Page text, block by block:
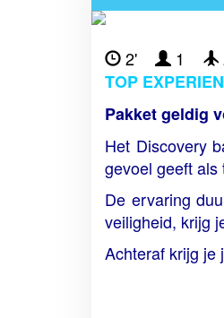
2' 1
TOP
Pakket geldig
Het Discovery
gevoel geeft
De ervaring
veiligheid, krijg
Achteraf krijg je